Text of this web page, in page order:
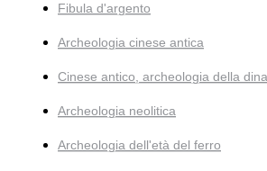
Fibula d'argento
Archeologia cinese antica
Cinese antico, archeologia della
Archeologia neolitica
Archeologia dell'età del ferro